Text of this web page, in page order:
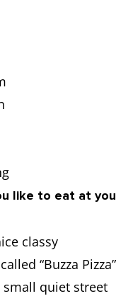
like to eat at you
classy
“Buzza Pizza”
quiet street